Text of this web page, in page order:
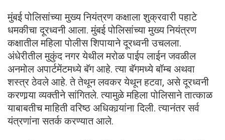
मुंबई पोलिसांच्या मुख्य नियंत्रण कक्षाला शुक्रवारी पहाटे
धमकीचा दूरध्वनी आला. मुंबई पोलिसांच्या मुख्य नियंत्रण
कक्षातील महिला पोलीस शिपायाने दूरध्वनी उचलला.
अंधेरीतील मुकुंद नगर येथील मरोळ पाईप लाईन जवळील
अनमोल अपार्टमेंटमध्ये बॅग आहे. त्या बॅगमध्ये बॉम्ब अथवा
शस्त्र ठेवले आहे. ते तेथून लवकर येथून हटवा, असे दूरध्वनी
करणार्‍या व्यक्तीने सांगितले. त्यामुळे महिला पोलिसाने तात्काळ
याबाबतीच माहिती वरिष्ठ अधिकार्‍यांना दिली. त्यानंतर सर्व
यंत्रणांना सतर्क करण्यात आले.